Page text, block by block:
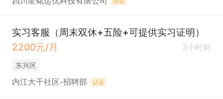
实习客服（周末双休+五险+可提供实习证明）
2200元/月
3小时前
东兴区
内江大千社区-招聘部 认证